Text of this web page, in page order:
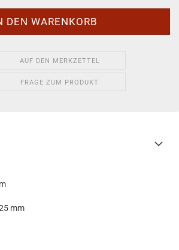
AUF DEN MERKZETTEL
FRAGE ZUM PRODUKT
mm